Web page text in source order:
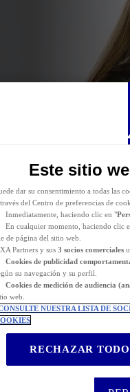
de
Este sitio
También puede consentir el
o de terceros proveedores, para
web. AXA Partners o terceros
la posibilidad deaceptaro rechazar
dar su consentimiento a todas las
del Centro de preferencias de
Inmediatamente, haciendo clic en "
En cualquier momento, haciendo clic
de página del sitio web.
Partners y sus3 socios comerciales
Cookies de publicidad
su navegación y su perfil.
Cookies de medición de audiencia
web.
NUESTRA LISTA DE
RECHAZAR TODO